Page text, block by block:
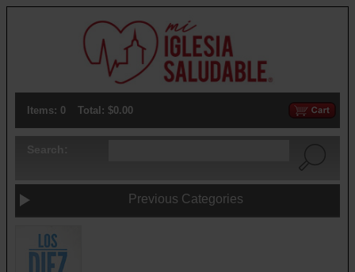
Items: 0 Total: $0.00
Previous Categories